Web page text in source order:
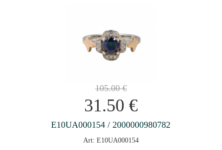
105.00€
31.50 €
E10UA000154 / 2000000980782
Art: E10UA000154